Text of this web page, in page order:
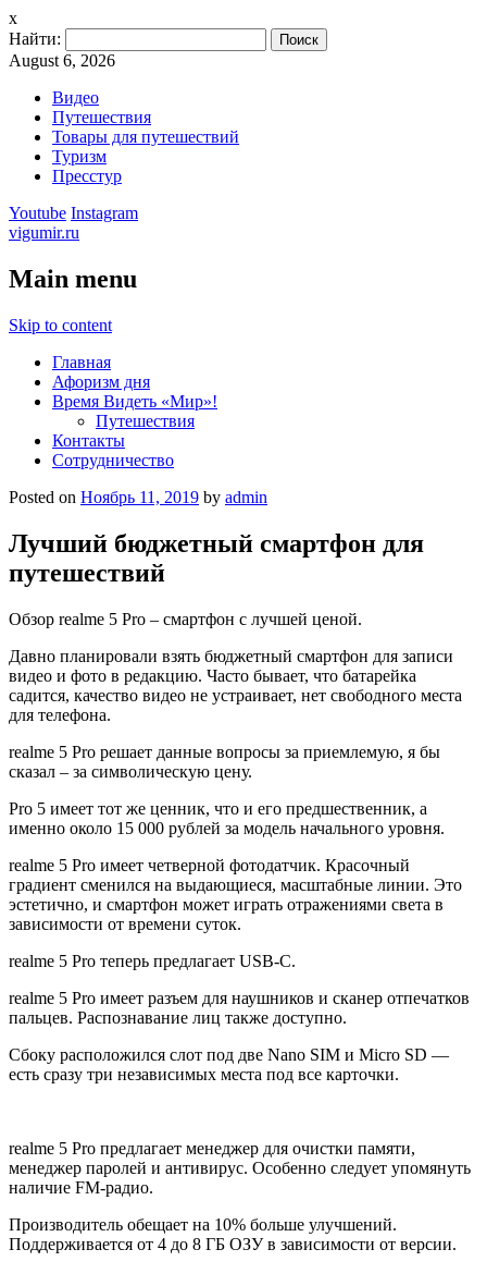
x
Найти:
August 6, 2026
Видео
Путешествия
Товары для путешествий
Туризм
Пресстур
Youtube Instagram
vigumir.ru
Main menu
Skip to content
Главная
Афоризм дня
Время Видеть «Мир»!
Путешествия
Контакты
Сотрудничество
Posted on Ноябрь 11, 2019 by admin
Лучший бюджетный смартфон для
путешествий
Обзор realme 5 Pro – смартфон с лучшей ценой.
Давно планировали взять бюджетный смартфон для записи
видео и фото в редакцию. Часто бывает, что батарейка
садится, качество видео не устраивает, нет свободного места
для телефона.
realme 5 Pro решает данные вопросы за приемлемую, я бы
сказал – за символическую цену.
Pro 5 имеет тот же ценник, что и его предшественник, а
именно около 15 000 рублей за модель начального уровня.
realme 5 Pro имеет четверной фотодатчик. Красочный
градиент сменился на выдающиеся, масштабные линии. Это
эстетично, и смартфон может играть отражениями света в
зависимости от времени суток.
realme 5 Pro теперь предлагает USB-C.
realme 5 Pro имеет разъем для наушников и сканер отпечатков
пальцев. Распознавание лиц также доступно.
Сбоку расположился слот под две Nano SIM и Micro SD —
есть сразу три независимых места под все карточки.
realme 5 Pro предлагает менеджер для очистки памяти,
менеджер паролей и антивирус. Особенно следует упомянуть
наличие FM-радио.
Производитель обещает на 10% больше улучшений.
Поддерживается от 4 до 8 ГБ ОЗУ в зависимости от версии.